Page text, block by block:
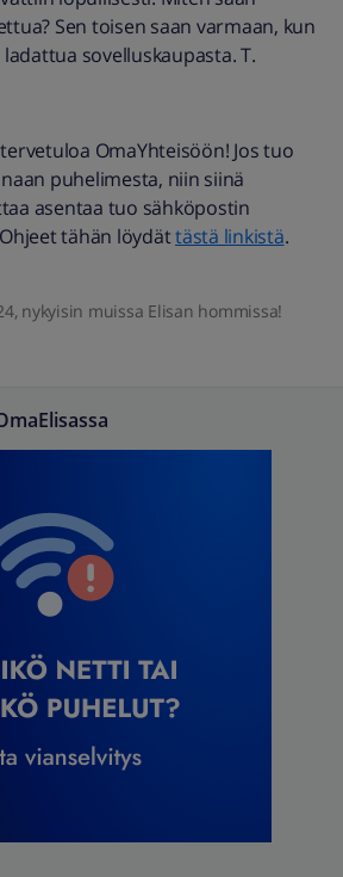
Sen toisen saan varmaan, kun
sovelluskaupasta. T.
OmaYhteisöön! Jos tuo
puhelimesta, niin siinä
asentaa tuo sähköpostin
tähän löydättästä linkistä.
nykyisin muissa Elisan hommissa!